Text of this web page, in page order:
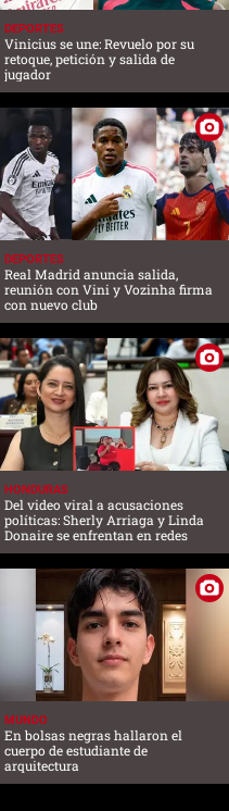
DEPORTES
Vinicius se une: Revuelo por su
retoque, petición y salida de
jugador
DEPORTES
Real Madrid anuncia salida,
reunión con Vini y Vozinha firma
con nuevo club
HONDURAS
Del video viral a acusaciones
políticas: Sherly Arriaga y Linda
Donaire se enfrentan en redes
MUNDO
En bolsas negras hallaron el
cuerpo de estudiante de
arquitectura